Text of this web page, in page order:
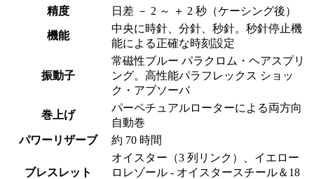
精度
日差 － 2 ～ ＋ 2 秒（ケーシング後）
機能
中央に時針、分針、秒針。秒針停止機
能による正確な時刻設定
振動子
常磁性ブルー パラクロム・ヘアスプリ
ング。高性能パラフレックス ショッ
ク・アブソーバ
巻上げ
パーペチュアルローターによる両方向
自動巻
パワーリザーブ
約 70 時間
ブレスレット
オイスター（3 列リンク）、イエロー
ロレゾール - オイスタースチール＆18